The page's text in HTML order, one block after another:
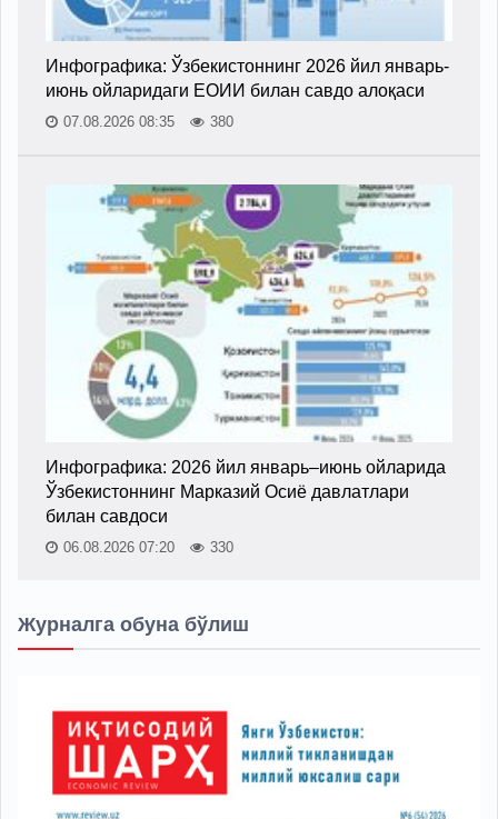
Инфографика: Ўзбекистоннинг 2026 йил январь-
июнь ойларидаги ЕОИИ билан савдо алоқаси
07.08.2026 08:35 380
Инфографика: 2026 йил январь–июнь ойларида
Ўзбекистоннинг Марказий Осиё давлатлари
билан савдоси
06.08.2026 07:20 330
Журналга обуна бўлиш